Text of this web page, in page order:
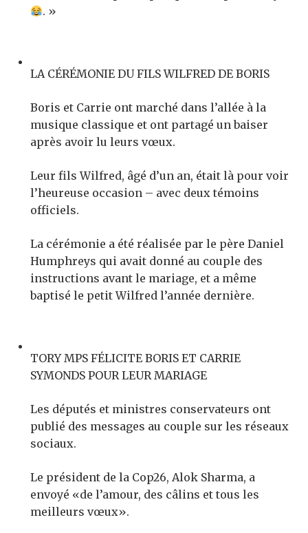
. »
LA CÉRÉMONIE DU FILS WILFRED DE BORIS
Boris et Carrie ont marché dans l’allée à la
musique classique et ont partagé un baiser
après avoir lu leurs vœux.
Leur fils Wilfred, âgé d’un an, était là pour voir
l’heureuse occasion – avec deux témoins
officiels.
La cérémonie a été réalisée par le père Daniel
Humphreys qui avait donné au couple des
instructions avant le mariage, et a même
baptisé le petit Wilfred l’année dernière.
TORY MPS FÉLICITE BORIS ET CARRIE
SYMONDS POUR LEUR MARIAGE
Les députés et ministres conservateurs ont
publié des messages au couple sur les réseaux
sociaux.
Le président de la Cop26, Alok Sharma, a
envoyé «de l’amour, des câlins et tous les
meilleurs vœux».